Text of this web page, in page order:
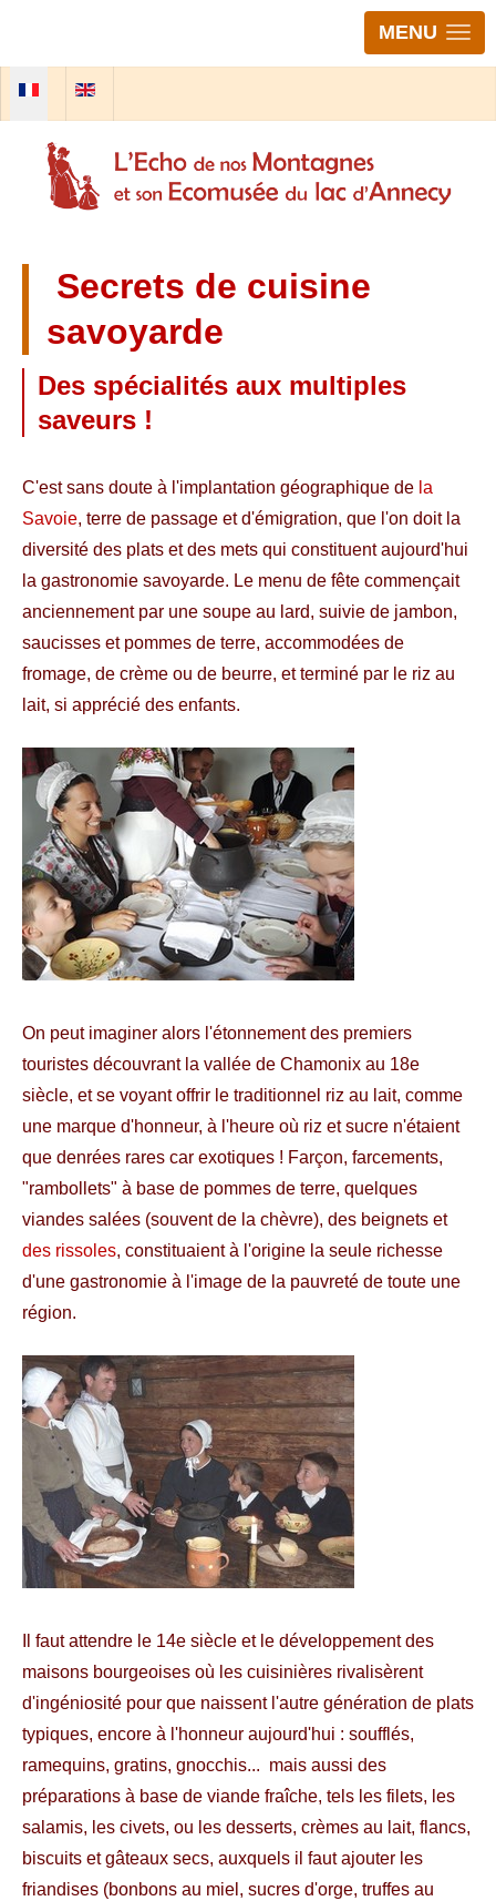
MENU
Sélectionnez votre langue
Secrets de cuisine
savoyarde
Des spécialités aux multiples
saveurs !
C'est sans doute à l'implantation géographique de la
Savoie, terre de passage et d'émigration, que l'on doit la
diversité des plats et des mets qui constituent aujourd'hui
la gastronomie savoyarde. Le menu de fête commençait
anciennement par une soupe au lard, suivie de jambon,
saucisses et pommes de terre, accommodées de
fromage, de crème ou de beurre, et terminé par le riz au
lait, si apprécié des enfants.
On peut imaginer alors l'étonnement des premiers
touristes découvrant la vallée de Chamonix au 18e
siècle, et se voyant offrir le traditionnel riz au lait, comme
une marque d'honneur, à l'heure où riz et sucre n'étaient
que denrées rares car exotiques ! Farçon, farcements,
"rambollets" à base de pommes de terre, quelques
viandes salées (souvent de la chèvre), des beignets et
des rissoles, constituaient à l'origine la seule richesse
d'une gastronomie à l'image de la pauvreté de toute une
région.
Il faut attendre le 14e siècle et le développement des
maisons bourgeoises où les cuisinières rivalisèrent
d'ingéniosité pour que naissent l'autre génération de plats
typiques, encore à l'honneur aujourd'hui : soufflés,
ramequins, gratins, gnocchis... mais aussi des
préparations à base de viande fraîche, tels les filets, les
salamis, les civets, ou les desserts, crèmes au lait, flancs,
biscuits et gâteaux secs, auxquels il faut ajouter les
friandises (bonbons au miel, sucres d'orge, truffes au